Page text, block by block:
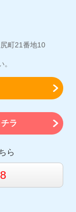
町21番地10
ラ
ら